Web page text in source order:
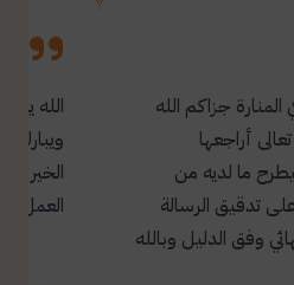
جزاكم الله
الله تعالى أراجعها
ما لديه من
على تدقيق الرسالة
وفق الدليل وبالله
الله
العمل.